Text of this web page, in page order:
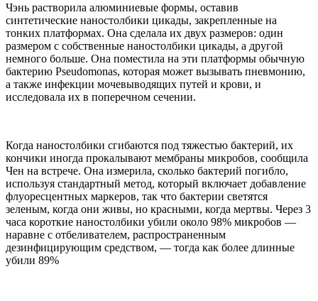
Чэнь растворила алюминиевые формы, оставив
синтетические наностолбики цикады, закрепленные на
тонких платформах. Она сделала их двух размеров: один
размером с собственные наностолбики цикады, а другой
немного больше. Она поместила на эти платформы обычную
бактерию Pseudomonas, которая может вызывать пневмонию,
а также инфекции мочевыводящих путей и крови, и
исследовала их в поперечном сечении.
Когда наностолбики сгибаются под тяжестью бактерий, их
кончики иногда прокалывают мембраны микробов, сообщила
Чен на встрече. Она измерила, сколько бактерий погибло,
используя стандартный метод, который включает добавление
флуоресцентных маркеров, так что бактерии светятся
зеленым, когда они живы, но красными, когда мертвы. Через 3
часа короткие наностолбики убили около 98% микробов —
наравне с отбеливателем, распространенным
дезинфицирующим средством, — тогда как более длинные
убили 89%